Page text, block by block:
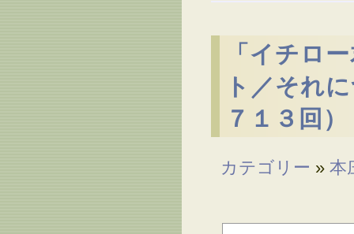
「イチロ
ト／それ
７１３回）
カテゴリー » 本